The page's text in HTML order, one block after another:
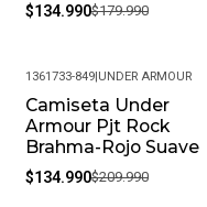
$134.990$179.990
-36%
1361733-849| UNDER ARMOUR
Camiseta Under
Armour Pjt Rock
Brahma-Rojo Suave
$134.990$209.990